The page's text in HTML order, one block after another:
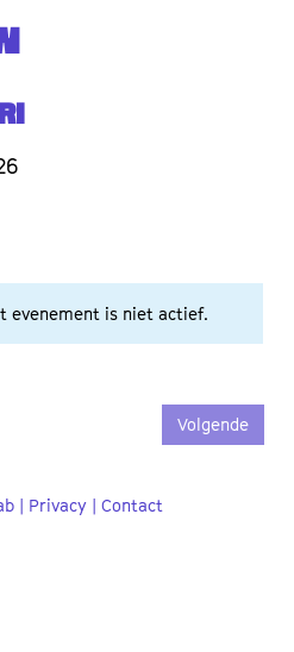
evenement is niet actief.
Volgende
| Privacy | Contact